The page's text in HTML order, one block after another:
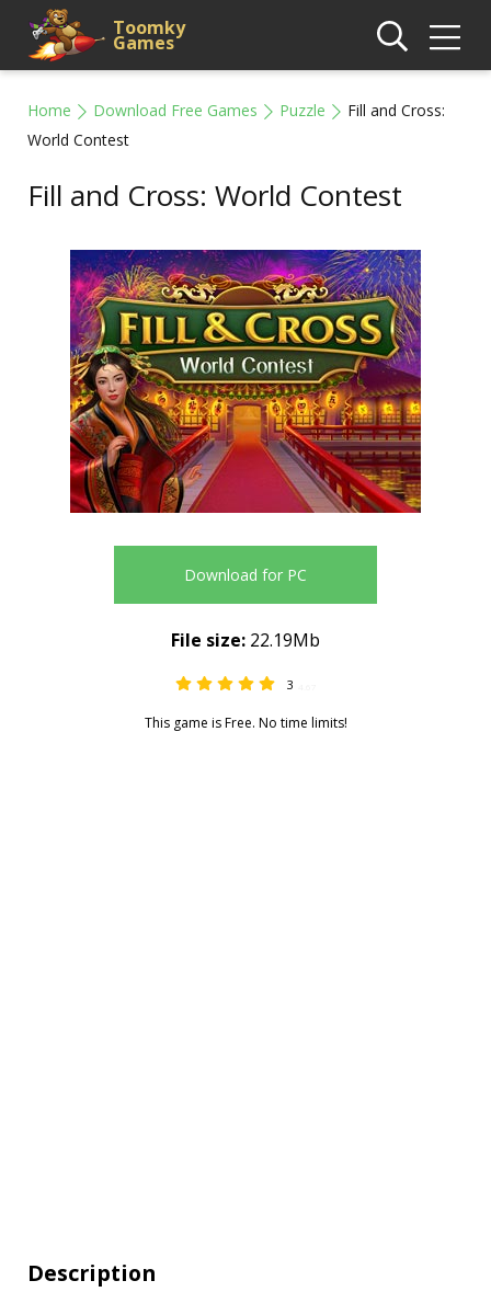
Toomky
Games
Home Download Free Games Puzzle
Fill and Cross:
World Contest
Fill and Cross: World Contest
Download for PC
3
This game is Free. No time limits!
File size: 22.19Mb
Description